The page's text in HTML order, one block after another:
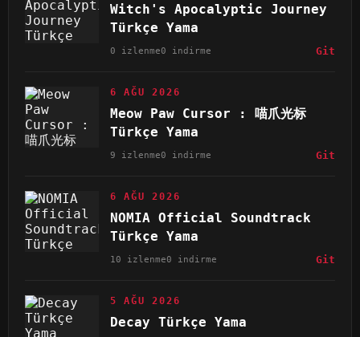
Witch's Apocalyptic Journey
Türkçe Yama
0 izlenme0 indirme Git
6 AĞU 2026
Meow Paw Cursor : 喵爪光标
Türkçe Yama
9 izlenme0 indirme Git
6 AĞU 2026
NOMIA Official Soundtrack
Türkçe Yama
10 izlenme0 indirme Git
5 AĞU 2026
Decay Türkçe Yama